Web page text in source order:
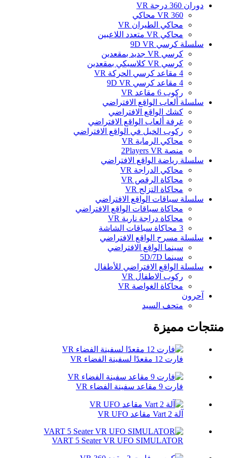
دوران 360 درجة VR
360 VR محاكي
محاكي الطيران VR
محاكي VR متعدد اللاعبين
سلسلة كرسي 9D VR
كرسي VR جديد بمقعدين
كرسي VR كلاسيكي بمقعدين
4 مقاعد كرسي الحركة VR
4 مقاعد كرسي 9D VR
ركوب 6 مقاعد VR
سلسلة ألعاب الواقع الافتراضي
كشك الواقع الافتراضي
غرفة ألعاب الواقع الافتراضي
ركوب الخيل في الواقع الافتراضي
محاكي الرماية VR
منصة 2Players VR
سلسلة رياضة الواقع الافتراضي
محاكي الدراجة VR
محاكاة الرقص VR
محاكاة التزلج VR
سلسلة سباقات الواقع الافتراضي
محاكاة سباقات الواقع الافتراضي
محاكاة دراجة نارية VR
3 محاكاة سباقات الشاشة
سلسلة مسرح الواقع الافتراضي
سينما الواقع الافتراضي
سينما 5D/7D
سلسلة الواقع الافتراضي للأطفال
ركوب الاطفال VR
محاكاة الغواصة VR
آحرون
متحف السيد
منتجات مميزة
فارت 12 مقعدًا لسفينة الفضاء VR
فارت 9 مقاعد سفينة الفضاء VR
آلة Vart 2 مقاعد VR UFO
VART 5 Seater VR UFO SIMULATOR